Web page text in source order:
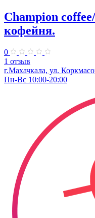
Champion
кофейня.
0
1 отзыв
г.Махачкала, ул.
Пн-Вс 10:00-20:00